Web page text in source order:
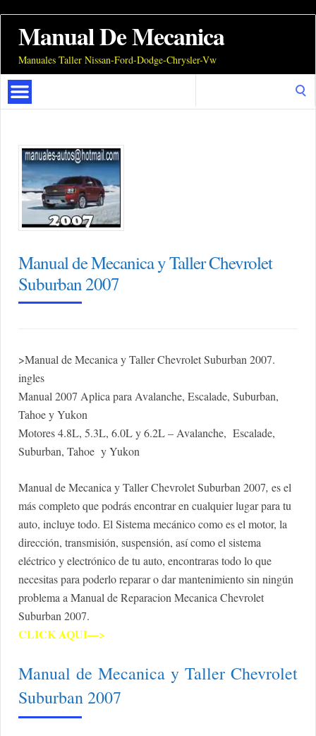
Manual De Mecanica
Manuales Taller Nissan-Ford-Dodge-Chrysler-Vw
Manual de Mecanica y Taller Chevrolet
Suburban 2007
>Manual de Mecanica y Taller Chevrolet Suburban 2007.
ingles
Manual 2007 Aplica para Avalanche, Escalade, Suburban,
Tahoe y Yukon
Motores 4.8L, 5.3L, 6.0L y 6.2L – Avalanche, Escalade,
Suburban, Tahoe y Yukon
Manual de Mecanica y Taller Chevrolet Suburban 2007, es el
más completo que podrás encontrar en cualquier lugar para tu
auto, incluye todo. El Sistema mecánico como es el motor, la
dirección, transmisión, suspensión, así como el sistema
eléctrico y electrónico de tu auto, encontraras todo lo que
necesitas para poderlo reparar o dar mantenimiento sin ningún
problema a Manual de Reparacion Mecanica Chevrolet
Suburban 2007.
CLICK AQUI—>
Manual de Mecanica y Taller Chevrolet
Suburban 2007